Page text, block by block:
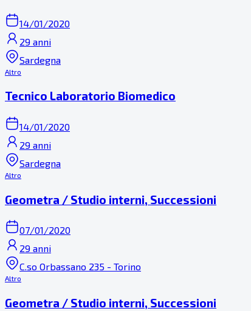
14/01/2020
29 anni
Sardegna
Altro
Tecnico Laboratorio Biomedico
14/01/2020
29 anni
Sardegna
Altro
Geometra / Studio interni, Successioni
07/01/2020
29 anni
C.so Orbassano 235 - Torino
Altro
Geometra / Studio interni, Successioni